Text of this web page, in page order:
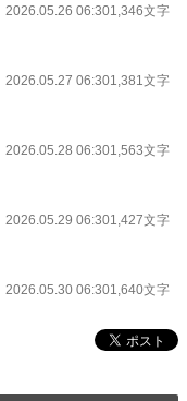
2026.05.26 06:301,346文字
2026.05.27 06:301,381文字
2026.05.28 06:301,563文字
2026.05.29 06:301,427文字
2026.05.30 06:301,640文字